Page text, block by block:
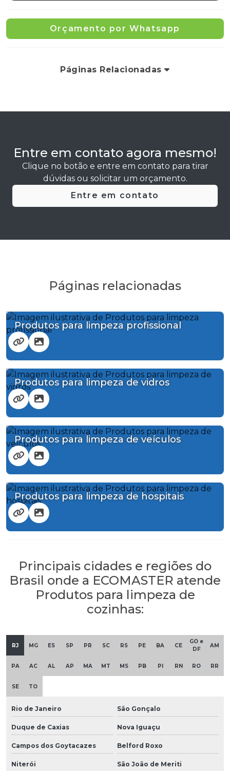
Orçamento por Whatsapp
Páginas Relacionadas
Entre em contato agora mesmo!
Clique no botão e entre em contato para tirar
dúvidas ou solicitar um orçamento.
Entre em contato
Páginas relacionadas
Produtos para limpeza profissional
Produtos para limpeza de vidros
Produtos para limpeza de veículos
Produtos para limpeza de hospitais
Principais cidades e regiões do
Brasil onde a ECOMASTER atende
Produtos para limpeza de
cozinhas:
RJ MG ES SP PR SC RS PE BA CE
GO e
DF
AM
PA AC AL AP MA MT MS PB PI RN RO RR
SE TO
Rio de Janeiro São Gonçalo
Duque de Caxias Nova Iguaçu
Campos dos Goytacazes Belford Roxo
Niterói São João de Meriti